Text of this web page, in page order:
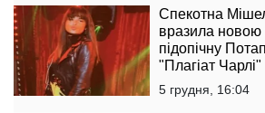
Спекотна
вразила новою
підопічну
"Плагіат Чарлі"
5 грудня, 16:04